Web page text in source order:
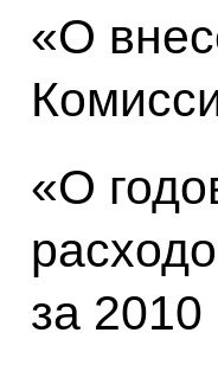
«О
«О
за 2010